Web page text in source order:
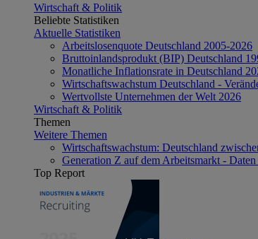
Wirtschaft & Politik
Beliebte Statistiken
Aktuelle Statistiken
Arbeitslosenquote Deutschland 2005-2026
Bruttoinlandsprodukt (BIP) Deutschland
Monatliche Inflationsrate in Deutschland
Wirtschaftswachstum Deutschland -
Wertvollste Unternehmen der Welt 2026
Wirtschaft & Politik
Themen
Weitere Themen
Wirtschaftswachstum: Deutschland
Generation Z auf dem Arbeitsmarkt -
Top Report